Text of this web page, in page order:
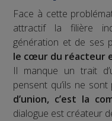
Face à cette
attractif la filière
génération et de ses
le cœur du réacteur
Il manque un trait
pensent qu’ils ne
d’union, c’est la
dialogue est créateur